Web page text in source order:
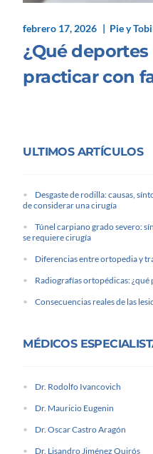
febrero 17, 2026 Pie y
¿Qué
practicar con
ULTIMOS ARTÍCULOS
Desgaste de rodilla: causas,
de considerar una cirugía
Túnel carpiano grado severo:
se requiere cirugía
Diferencias entre ortopedia y
Radiografías ortopédicas:
Consecuencias reales de las
MÉDICOS
Dr. Rodolfo Ivancovich
Dr. Mauricio Eugenin
Dr. Oscar Castro Aragón
Dr. Lisandro Jiménez Quirós